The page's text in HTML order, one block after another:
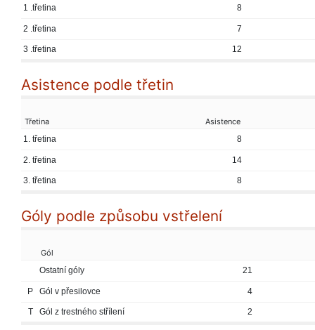
1 .třetina
8
2 .třetina 7
3 .třetina 12
Asistence podle třetin
Třetina
Asistence
1. třetina
8
2. třetina 14
3. třetina 8
Góly podle způsobu vstřelení
Gól
Ostatní góly
21
P Gól v přesilovce 4
T Gól z trestného střílení 2